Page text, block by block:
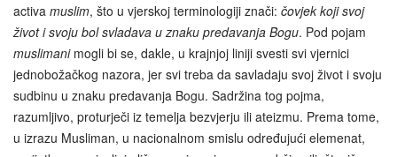
activa muslim, što u vjerskoj terminologiji znači: čovjek koji svoj
život i svoju bol svladava u znaku predavanja Bogu. Pod pojam
muslimani mogli bi se, dakle, u krajnjoj liniji svesti svi vjernici
jednobožačkog nazora, jer svi treba da savladaju svoj život i svoju
sudbinu u znaku predavanja Bogu. Sadržina tog pojma,
razumljivo, proturječi iz temelja bezvjerju ili ateizmu. Prema tome,
u izrazu Musliman, u nacionalnom smislu određujući elemenat,